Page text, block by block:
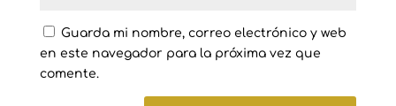
Guarda mi nombre, correo electrónico y web
en este navegador para la próxima vez que
comente.